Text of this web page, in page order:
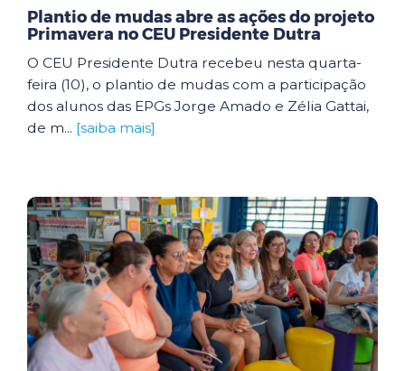
Plantio de mudas abre as ações do projeto
Primavera no CEU Presidente Dutra
O CEU Presidente Dutra recebeu nesta quarta-
feira (10), o plantio de mudas com a participação
dos alunos das EPGs Jorge Amado e Zélia Gattai,
de m... [saiba mais]